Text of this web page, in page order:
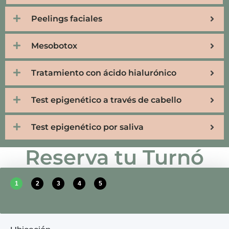
Peelings faciales
Mesobotox
Tratamiento con ácido hialurónico
Test epigenético a través de cabello
Test epigenético por saliva
Reserva tu Turnó
1 2 3 4 5